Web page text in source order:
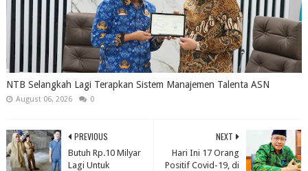
NTB Selangkah Lagi Terapkan Sistem Manajemen Talenta ASN
August 06, 2026 0
NEXT
Hari Ini 17 Orang
Positif Covid-19, di
PREVIOUS
Butuh Rp.10 Milyar
Lagi Untuk